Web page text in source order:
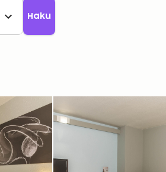
Haku